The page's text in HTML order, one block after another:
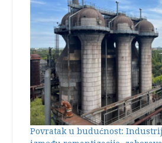
Povratak u budućnost: